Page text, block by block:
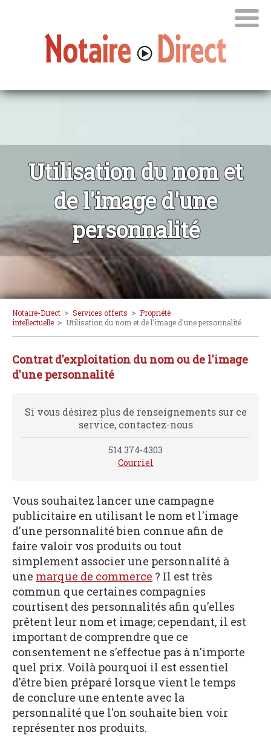
Utilisation du nom et
de l'image d'une
personnalité
Notaire-Direct > Services offerts > Propriété
intellectuelle > Utilisation du nom et de l'image d'une personnalité
Contrat d'exploitation du nom ou de l'image
d'une personnalité
Si vous désirez plus de renseignements sur ce
service, contactez-nous
514 374-4303
Courriel
Vous souhaitez lancer une campagne
publicitaire en utilisant le nom et l'image
d'une personnalité bien connue afin de
faire valoir vos produits ou tout
simplement associer une personnalité à
une marque de commerce ? Il est très
commun que certaines compagnies
courtisent des personnalités afin qu'elles
prêtent leur nom et image; cependant, il est
important de comprendre que ce
consentement ne s'effectue pas à n'importe
quel prix. Voilà pourquoi il est essentiel
d'être bien préparé lorsque vient le temps
de conclure une entente avec la
personnalité que l'on souhaite bien voir
représenter nos produits.